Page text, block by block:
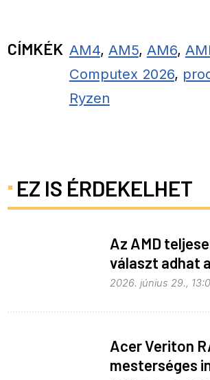
CÍMKÉK AM4, AM5, AM6,
Computex 2026,
Ryzen
EZ IS ÉRDEKELHET
Az AMD
választ adhat a
2026. június 29.,
Acer Veriton
mesterséges